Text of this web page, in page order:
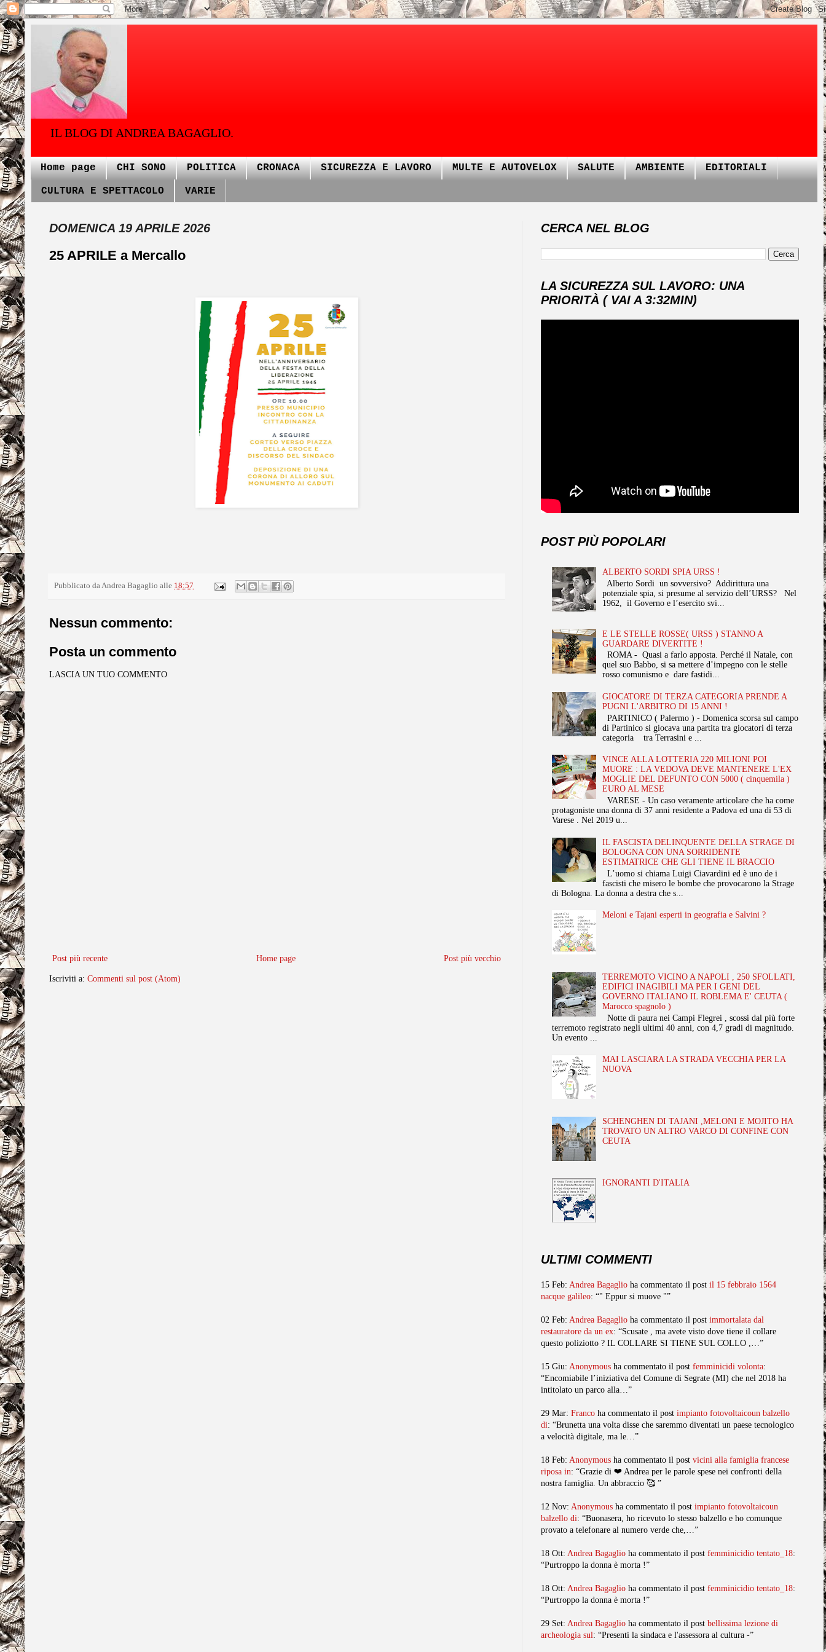
IL BLOG DI ANDREA BAGAGLIO.
Home page CHI SONO POLITICA CRONACA SICUREZZA E LAVORO MULTE E AUTOVELOX SALUTE AMBIENTE EDITORIALI
CULTURA E SPETTACOLO VARIE
DOMENICA 19 APRILE 2026
25 APRILE a Mercallo
Pubblicato daAndrea Bagaglio alle 18:57
Nessun commento:
Posta un commento
LASCIA UN TUO COMMENTO
Post più recente Post più vecchio
Home page
Iscriviti a: Commenti sul post (Atom)
CERCA NEL BLOG
LA SICUREZZA SUL LAVORO: UNA
PRIORITÀ ( VAI A 3:32MIN)
POST PIÙ POPOLARI
ALBERTO SORDI SPIA URSS !
Alberto Sordi un sovversivo? Addirittura una
potenziale spia, si presume al servizio dell’URSS? Nel
1962, il Governo e l’esercito svi...
E LE STELLE ROSSE( URSS ) STANNO A
GUARDARE DIVERTITE !
ROMA - Quasi a farlo apposta. Perché il Natale, con
quel suo Babbo, si sa mettere d’impegno con le stelle
rosso comunismo e dare fastidi...
GIOCATORE DI TERZA CATEGORIA PRENDE A
PUGNI L'ARBITRO DI 15 ANNI !
PARTINICO ( Palermo ) - Domenica scorsa sul campo
di Partinico si giocava una partita tra giocatori di terza
categoria tra Terrasini e ...
VINCE ALLA LOTTERIA 220 MILIONI POI
MUORE : LA VEDOVA DEVE MANTENERE L'EX
MOGLIE DEL DEFUNTO CON 5000 ( cinquemila )
EURO AL MESE
VARESE - Un caso veramente articolare che ha come
protagoniste una donna di 37 anni residente a Padova ed una di 53 di
Varese . Nel 2019 u...
IL FASCISTA DELINQUENTE DELLA STRAGE DI
BOLOGNA CON UNA SORRIDENTE
ESTIMATRICE CHE GLI TIENE IL BRACCIO
L’uomo si chiama Luigi Ciavardini ed è uno de i
fascisti che misero le bombe che provocarono la Strage
di Bologna. La donna a destra che s...
Meloni e Tajani esperti in geografia e Salvini ?
TERREMOTO VICINO A NAPOLI , 250 SFOLLATI,
EDIFICI INAGIBILI MA PER I GENI DEL
GOVERNO ITALIANO IL ROBLEMA E' CEUTA (
Marocco spagnolo )
Notte di paura nei Campi Flegrei , scossi dal più forte
terremoto registrato negli ultimi 40 anni, con 4,7 gradi di magnitudo.
Un evento ...
MAI LASCIARA LA STRADA VECCHIA PER LA
NUOVA
SCHENGHEN DI TAJANI ,MELONI E MOJITO HA
TROVATO UN ALTRO VARCO DI CONFINE CON
CEUTA
IGNORANTI D'ITALIA
ULTIMI COMMENTI
15 Feb: Andrea Bagaglio ha commentato il post il 15 febbraio 1564
nacque galileo: “" Eppur si muove "”
02 Feb: Andrea Bagaglio ha commentato il post immortalata dal
restauratore da un ex: “Scusate , ma avete visto dove tiene il collare
questo poliziotto ? IL COLLARE SI TIENE SUL COLLO ,…”
15 Giu: Anonymous ha commentato il post femminicidi volonta:
“Encomiabile l’iniziativa del Comune di Segrate (MI) che nel 2018 ha
intitolato un parco alla…”
29 Mar: Franco ha commentato il post impianto fotovoltaicoun balzello
di: “Brunetta una volta disse che saremmo diventati un paese tecnologico
a velocità digitale, ma le…”
18 Feb: Anonymous ha commentato il post vicini alla famiglia francese
riposa in: “Grazie di ❤️ Andrea per le parole spese nei confronti della
nostra famiglia. Un abbraccio 🥰 ”
12 Nov: Anonymous ha commentato il post impianto fotovoltaicoun
balzello di: “Buonasera, ho ricevuto lo stesso balzello e ho comunque
provato a telefonare al numero verde che,…”
18 Ott: Andrea Bagaglio ha commentato il post femminicidio tentato_18:
“Purtroppo la donna è morta !”
18 Ott: Andrea Bagaglio ha commentato il post femminicidio tentato_18:
“Purtroppo la donna è morta !”
29 Set: Andrea Bagaglio ha commentato il post bellissima lezione di
archeologia sul: “Presenti la sindaca e l'assessora al cultura -”